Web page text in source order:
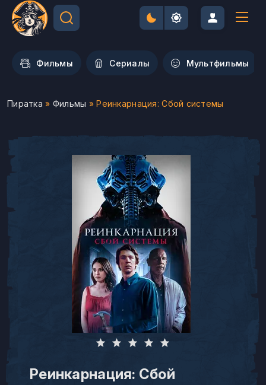
Фильмы Сериалы Мультфильмы
Пиратка » Фильмы » Реинкарнация: Сбой системы
Реинкарнация: Сбой